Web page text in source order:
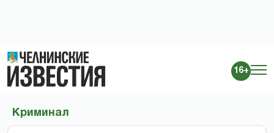
16+
Криминал